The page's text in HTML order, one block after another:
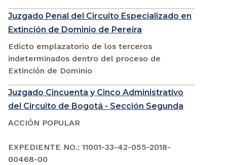
Juzgado Penal del Circuito Especializado en
Extinción de Dominio de Pereira
Edicto emplazatorio de los terceros
indeterminados dentro del proceso de
Extinción de Dominio
Juzgado Cincuenta y Cinco Administrativo
del Circuito de Bogotá - Sección Segunda
ACCIÓN POPULAR
EXPEDIENTE NO.: 11001-33-42-055-2018-
00468-00